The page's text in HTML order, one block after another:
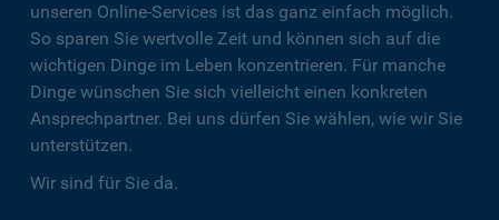
unseren Online-Services ist das ganz einfach möglich.
So sparen Sie wertvolle Zeit und können sich auf die
wichtigen Dinge im Leben konzentrieren. Für manche
Dinge wünschen Sie sich vielleicht einen konkreten
Ansprechpartner. Bei uns dürfen Sie wählen, wie wir Sie
unterstützen.
Wir sind für Sie da.